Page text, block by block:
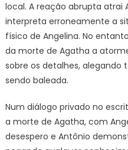
local. A reação abrupta atrai
interpreta erroneamente a
físico de Angelina. No
da morte de Agatha a
sobre os detalhes,
sendo baleada.
Num diálogo privado no
a morte de Agatha, com
desespero e Antônio